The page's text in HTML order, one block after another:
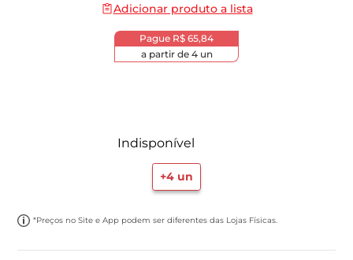
Adicionar produto a lista
Pague R$ 65,84
a partir de 4un
Indisponível
+4 un
*Preços no Site e App podem ser diferentes das Lojas Físicas.